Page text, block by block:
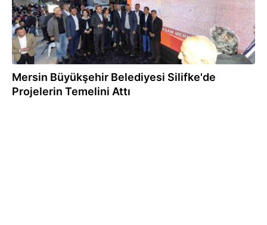
Mersin Büyükşehir Belediyesi Silifke'de
Projelerin Temelini Attı